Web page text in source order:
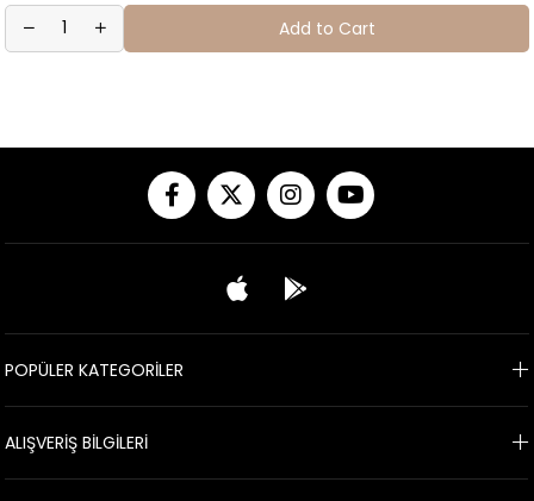
Add to Cart
POPÜLER KATEGORİLER
ALIŞVERİŞ BİLGİLERİ